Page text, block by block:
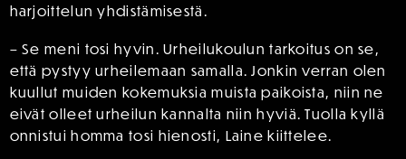
harjoittelun yhdistämisestä.
– Se meni tosi hyvin. Urheilukoulun tarkoitus on se,
että pystyy urheilemaan samalla. Jonkin verran olen
kuullut muiden kokemuksia muista paikoista, niin ne
eivät olleet urheilun kannalta niin hyviä. Tuolla kyllä
onnistui homma tosi hienosti, Laine kiittelee.